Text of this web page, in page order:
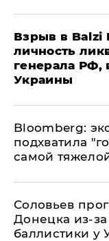
​Взрыв в Balzi
личность
генерала РФ,
Украины
Bloomberg:
подхватила
самой
Соловьев
Донецка из-
баллистики у